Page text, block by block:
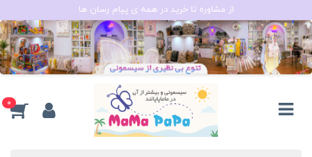
از مشاوره تا خرید در همه ی پیام رسان ها
0